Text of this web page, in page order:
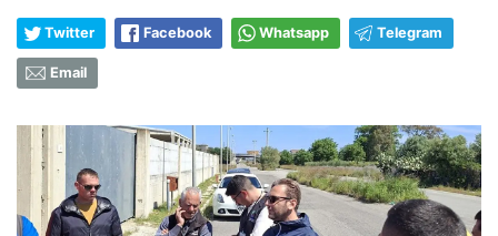
Twitter Facebook Whatsapp Telegram
Email